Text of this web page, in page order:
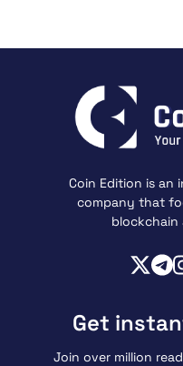
Coin Edition is an
company that
blockchain
Get
Join over million